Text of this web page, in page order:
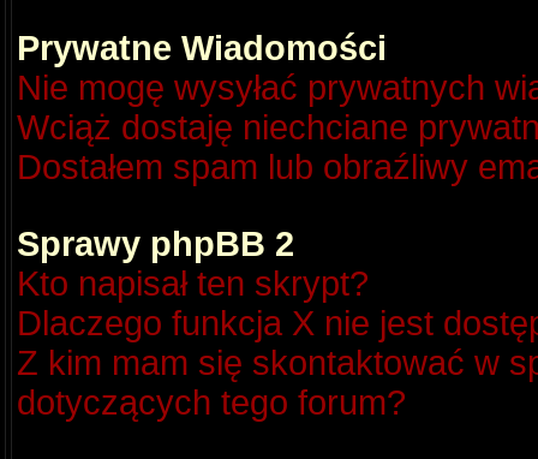
Prywatne Wiadomości
Nie mogę wysyłać prywatnych
Wciąż dostaję niechciane
Dostałem spam lub obraźliwy
Sprawy phpBB 2
Kto napisał ten skrypt?
Dlaczego funkcja X nie jest
Z kim mam się skontaktować w
dotyczących tego forum?